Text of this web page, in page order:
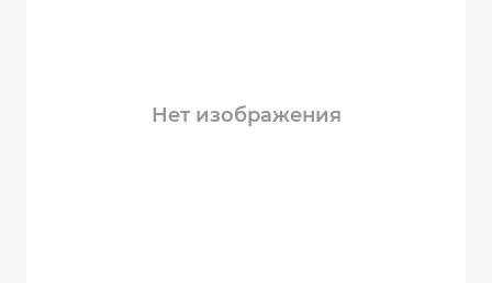
Нет изображения